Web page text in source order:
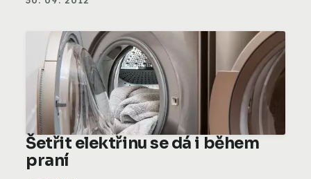
Šetřit elektřinu se dá i během
praní